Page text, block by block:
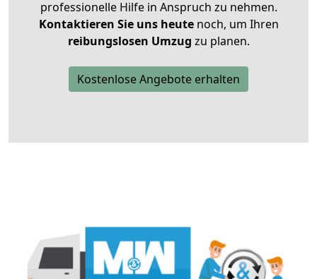
professionelle Hilfe in Anspruch zu nehmen.
Kontaktieren Sie uns heutenoch, um Ihren
reibungslosen Umzug zu planen.
Kostenlose Angebote erhalten